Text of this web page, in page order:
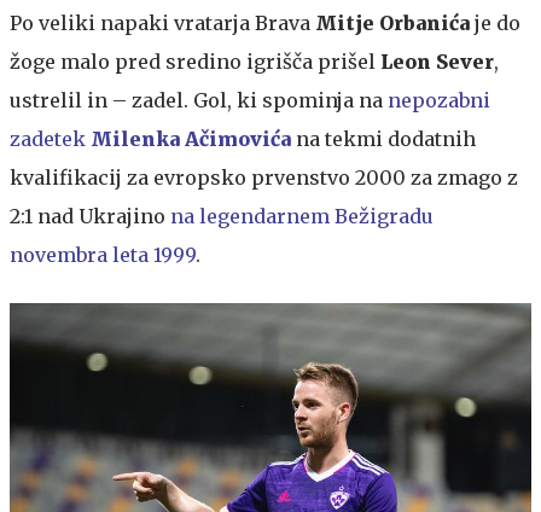
Po veliki napaki vratarja Brava Mitje Orbanića je do
žoge malo pred sredino igrišča prišel Leon Sever,
ustrelil in – zadel. Gol, ki spominja na nepozabni
zadetek Milenka Ačimovića na tekmi dodatnih
kvalifikacij za evropsko prvenstvo 2000 za zmago z
2:1 nad Ukrajino na legendarnem Bežigradu
novembra leta 1999.